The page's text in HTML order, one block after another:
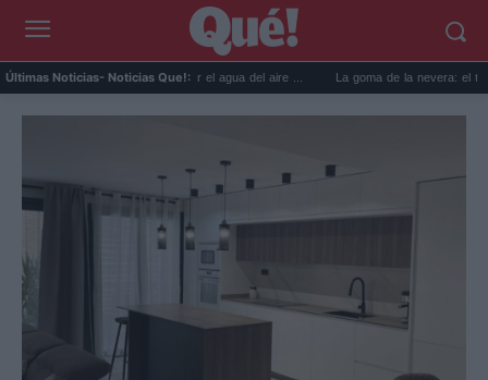
Últimas Noticias- Noticias Que!:
prácticos para reutilizar el agua del aire ... La goma de la nevera: el truco del